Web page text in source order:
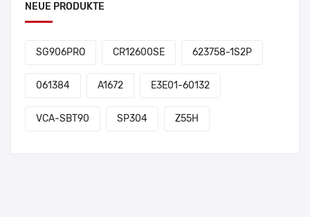
NEUE PRODUKTE
SG906PRO CR12600SE 623758-1S2P
061384 A1672 E3E01-60132
VCA-SBT90 SP304 Z55H